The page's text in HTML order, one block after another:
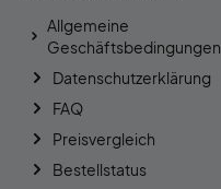
Allgemeine
Geschäftsbedingungen
Datenschutzerklärung
FAQ
Preisvergleich
Bestellstatus